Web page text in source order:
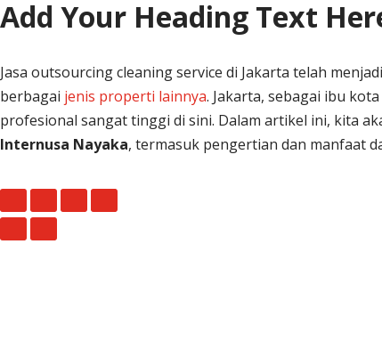
Add Your Heading Text
Jasa outsourcing cleaning service di Jakarta telah
berbagai jenis properti lainnya. Jakarta, sebagai ibu
profesional sangat tinggi di sini. Dalam artikel ini, kita
Internusa Nayaka, termasuk pengertian dan manfaat